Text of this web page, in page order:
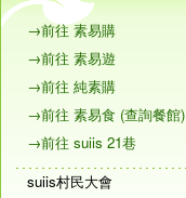
→前往 素易購
→前往 素易遊
→前往 純素購
→前往 素易食 (查詢餐館)
→前往 suiis 21巷
suiis村民大會